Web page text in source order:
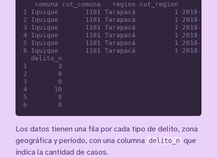
comuna cut_comuna   region cut_region
1 Iquique       1101 Tarapacá          1 2018-
2 Iquique       1101 Tarapacá          1 2018-
3 Iquique       1101 Tarapacá          1 2018-
4 Iquique       1101 Tarapacá          1 2018-01-
5 Iquique       1101 Tarapacá          1 2018-01-
6 Iquique       1101 Tarapacá          1 2018-01-
  delito_n
1        3
2        0
3        0
4       10
5        0
Los datos tienen una fila por cada tipo de delito, zona
geográfica y período, con una columna delito_n que
indica la cantidad de casos.